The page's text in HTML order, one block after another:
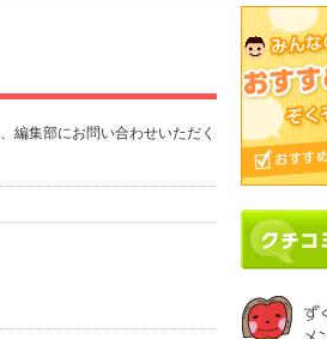
編集部にお問い合わせいただく